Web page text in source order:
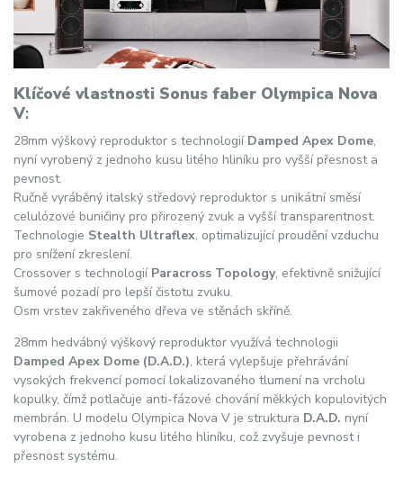
Klíčové vlastnosti Sonus faber Olympica Nova
V:
28mm výškový reproduktor s technologií Damped Apex Dome,
nyní vyrobený z jednoho kusu litého hliníku pro vyšší přesnost a
pevnost.
Ručně vyráběný italský středový reproduktor s unikátní směsí
celulózové buničiny pro přirozený zvuk a vyšší transparentnost.
Technologie Stealth Ultraflex, optimalizující proudění vzduchu
pro snížení zkreslení.
Crossover s technologií Paracross Topology, efektivně snižující
šumové pozadí pro lepší čistotu zvuku.
Osm vrstev zakřiveného dřeva ve stěnách skříně.
28mm hedvábný výškový reproduktor využívá technologii
Damped Apex Dome (D.A.D.), která vylepšuje přehrávání
vysokých frekvencí pomocí lokalizovaného tlumení na vrcholu
kopulky, čímž potlačuje anti-fázové chování měkkých kopulovitých
membrán. U modelu Olympica Nova V je struktura D.A.D. nyní
vyrobena z jednoho kusu litého hliníku, což zvyšuje pevnost i
přesnost systému.